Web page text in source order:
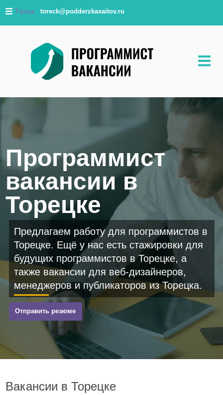
Торецк toreck@podderzkasaitov.ru
Программист
вакансии в
Торецке
Предлагаем работу для программистов в
Торецке. Ещё у нас есть стажировки для
будущих программистов в Торецке, а
также вакансии для веб-дизайнеров,
менеджеров и публикаторов из Торецка.
Отправить резюме
Вакансии в Торецке